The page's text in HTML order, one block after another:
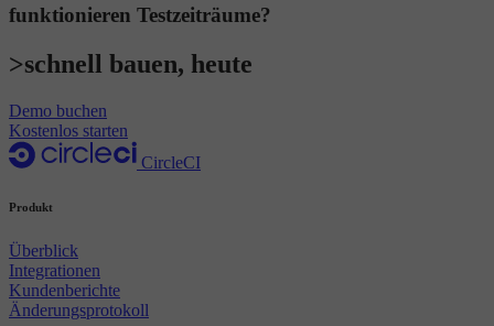
funktionieren Testzeiträume?
>schnell bauen, heute
Demo buchen
Kostenlos starten
CircleCI
Produkt
Überblick
Integrationen
Kundenberichte
Änderungsprotokoll